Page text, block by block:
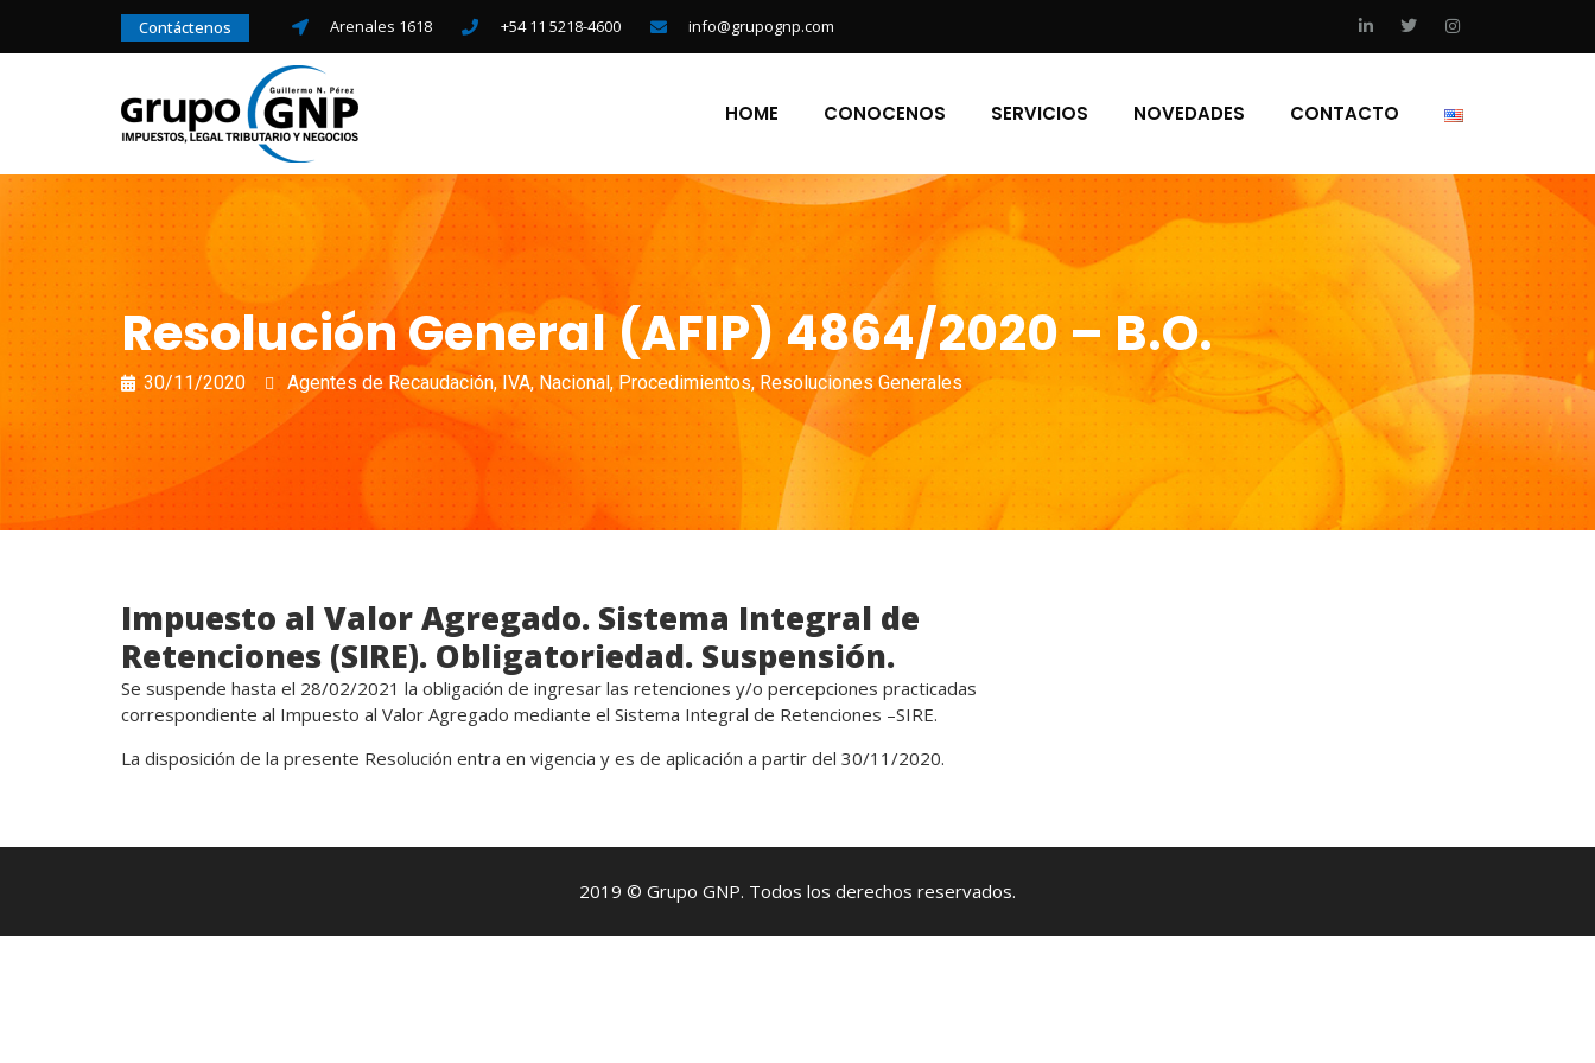
Contáctenos Arenales 1618 +54 11 5218-4600 info@grupognp.com
HOME CONOCENOS SERVICIOS NOVEDADES CONTACTO
Resolución General (AFIP) 4864/2020 – B.O.
30/11/2020 Agentes de Recaudación,IVA,Nacional,Procedimientos,Resoluciones Generales
Impuesto al Valor Agregado. Sistema Integral de
Retenciones (SIRE). Obligatoriedad. Suspensión.
Se suspende hasta el 28/02/2021 la obligación de ingresar las retenciones y/o percepciones practicadas
correspondiente al Impuesto al Valor Agregado mediante el Sistema Integral de Retenciones –SIRE.
La disposición de la presente Resolución entra en vigencia y es de aplicación a partir del 30/11/2020.
2019 © Grupo GNP. Todos los derechos reservados.